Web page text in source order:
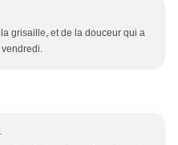
grisaille, et de la douceur qui a